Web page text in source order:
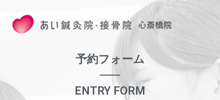
予約フォーム
ENTRY FORM